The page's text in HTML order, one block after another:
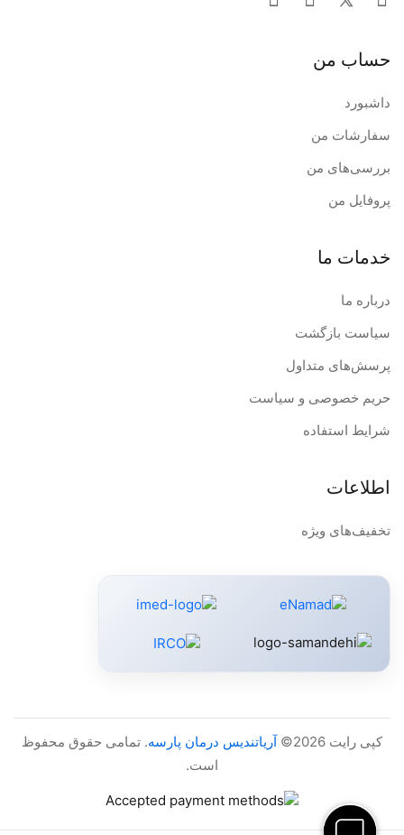
حساب من
داشبورد
سفارشات من
بررسی‌های من
پروفایل من
خدمات ما
درباره ما
سیاست بازگشت
پرسش‌های متداول
حریم خصوصی و سیاست
شرایط استفاده
اطلاعات
تخفیف‌های ویژه
کپی رایت 2026© آریاتندیس درمان پارسه. تمامی حقوق محفوظ
است.